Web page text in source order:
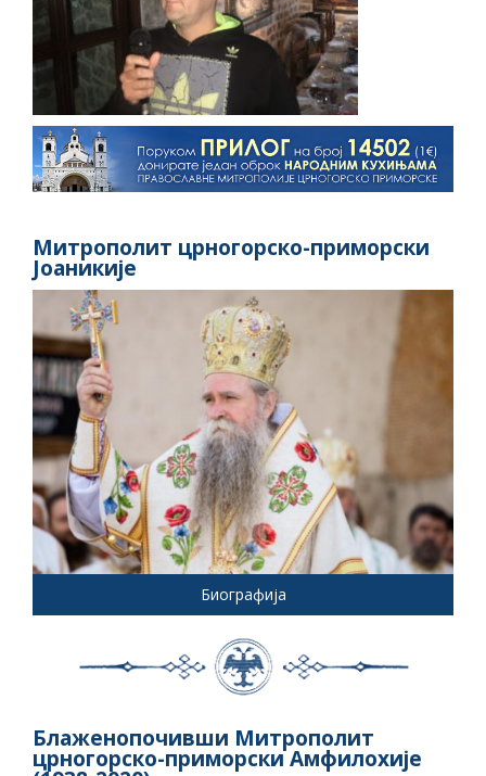
Митрополит црногорско-приморски
Јоаникије
Биографија
Блаженопочивши Митрополит
црногорско-приморски Амфилохије